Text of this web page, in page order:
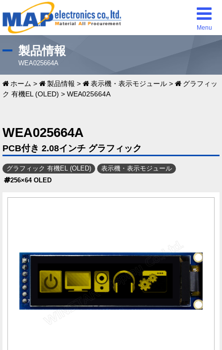
Menu
製品情報
WEA025664A
ホーム > 製品情報 > 表示機・表示モジュール >
グラフィッ
ク 有機EL (OLED) > WEA025664A
WEA025664A
PCB付き 2.08インチ グラフィック
グラフィック 有機EL (OLED)
表示機・表示モジュール
256×64 OLED